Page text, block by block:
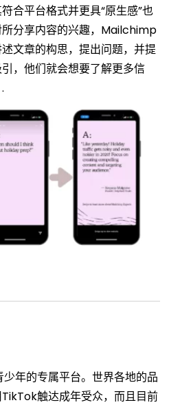
合平台格式并更具“原生感”也
分享内容的兴趣，Mailchimp
文章的构思，提出问题，并提
，他们就会想要了解更多信
年的专属平台。世界各地的品
触达成年受众，而且目前